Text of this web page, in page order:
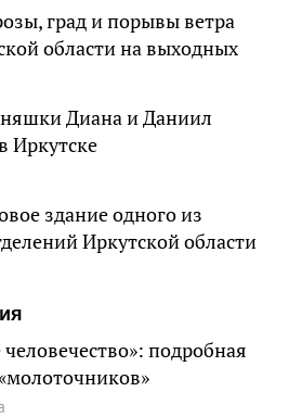
град и порывы ветра
области на выходных
Диана и Даниил
Иркутске
здание одного из
Иркутской области
подробная